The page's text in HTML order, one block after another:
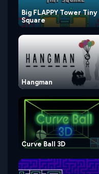
Big FLAPPY Tower Tiny
Square
Hangman
Curve Ball 3D